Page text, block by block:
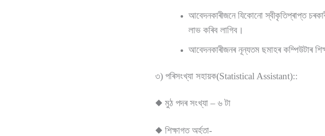
আবেদনকাৰীজনে যিকোনো স্বীকৃতিপ্ৰাপ্ত
লাভ কৰিব লাগিব।
আবেদনকাৰীজনৰ নূন্যতম ছমাহৰ কম্পিউটাৰ
৩) পৰিসংখ্যা সহায়ক(Statistical Assistant)::
◆ মুঠ পদৰ সংখ্যা – ৬ টা
◆ শিক্ষাগত অৰ্হতা-